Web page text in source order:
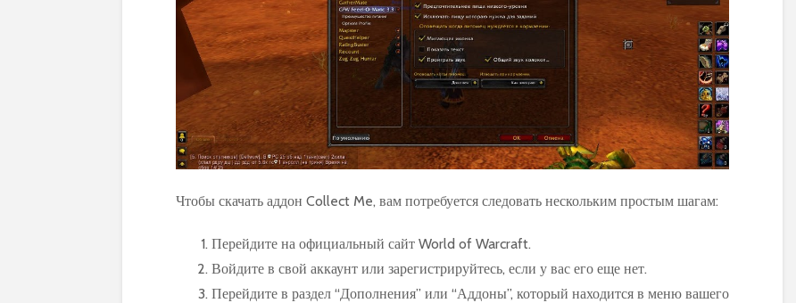
Чтобы скачать аддон Collect Me, вам потребуется следовать нескольким простым шагам:
Перейдите на официальный сайт World of Warcraft.
Войдите в свой аккаунт или зарегистрируйтесь, если у вас его еще нет.
Перейдите в раздел “Дополнения” или “Аддоны”, который находится в меню вашего